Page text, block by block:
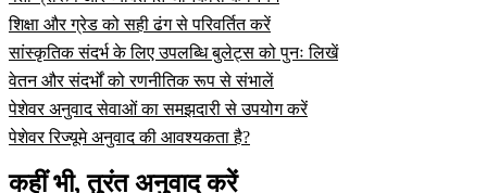
शिक्षा और ग्रेड को सही ढंग से परिवर्तित करें
सांस्कृतिक संदर्भ के लिए उपलब्धि बुलेट्स को पुनः लिखें
वेतन और संदर्भों को रणनीतिक रूप से संभालें
पेशेवर अनुवाद सेवाओं का समझदारी से उपयोग करें
पेशेवर रिज्यूमे अनुवाद की आवश्यकता है?
कहीं भी, तुरंत अनुवाद करें